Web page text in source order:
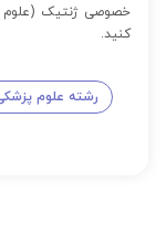
خصوصی ژنتیک (علوم
کنید.
رشته علوم